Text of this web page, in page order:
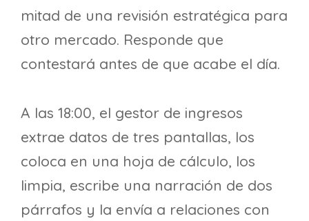
mitad de una revisión estratégica para
otro mercado. Responde que
contestará antes de que acabe el día.
A las 18:00, el gestor de ingresos
extrae datos de tres pantallas, los
coloca en una hoja de cálculo, los
limpia, escribe una narración de dos
párrafos y la envía a relaciones con